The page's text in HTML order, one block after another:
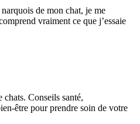
de mon chat, je me
vraiment ce que j’essaie
Conseils santé,
être pour prendre soin de votre